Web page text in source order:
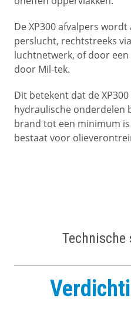
De XP300 afvalpers
perslucht, rechtstreeks
luchtnetwerk, of door
door Mil-tek.
Dit betekent dat de
hydraulische onderdelen
brand tot een minimum
bestaat voor